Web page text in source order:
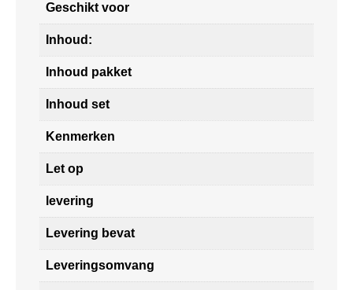
Geschikt voor
Inhoud:
Inhoud pakket
Inhoud set
Kenmerken
Let op
levering
Levering bevat
Leveringsomvang